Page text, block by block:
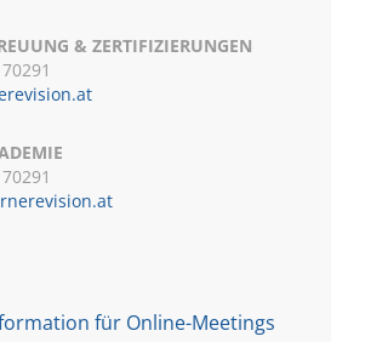
& ZERTIFIZIERUNGEN
für Online-Meetings